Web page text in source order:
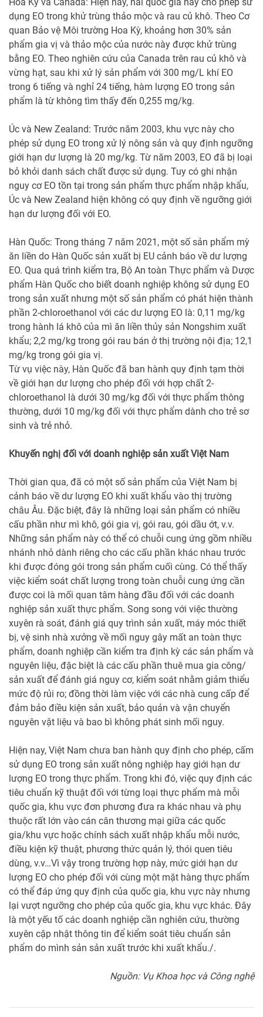
dụng EO trong khử trùng thảo mộc và rau củ khô. Theo Cơ
quan Bảo vệ Môi trường Hoa Kỳ, khoảng hơn 30% sản
phẩm gia vị và thảo mộc của nước này được khử trùng
bằng EO. Theo nghiên cứu của Canada trên rau củ khô và
vừng hạt, sau khi xử lý sản phẩm với 300 mg/L khí EO
trong 6 tiếng và nghỉ 24 tiếng, hàm lượng EO trong sản
phẩm là từ không tìm thấy đến 0,255 mg/kg.
Úc và New Zealand: Trước năm 2003, khu vực này cho
phép sử dụng EO trong xử lý nông sản và quy định ngưỡng
giới hạn dư lượng là 20 mg/kg. Từ năm 2003, EO đã bị loại
bỏ khỏi danh sách chất được sử dụng. Tuy có ghi nhận
nguy cơ EO tồn tại trong sản phẩm thực phẩm nhập khẩu,
Úc và New Zealand hiện không có quy định về ngưỡng giới
hạn dư lượng đối với EO.
Hàn Quốc: Trong tháng 7 năm 2021, một số sản phẩm mỳ
ăn liền do Hàn Quốc sản xuất bị EU cảnh báo về dư lượng
EO. Qua quá trình kiểm tra, Bộ An toàn Thực phẩm và Dược
phẩm Hàn Quốc cho biết doanh nghiệp không sử dụng EO
trong sản xuất nhưng một số sản phẩm có phát hiện thành
phần 2-chloroethanol với các dư lượng EO là: 0,11 mg/kg
trong hành lá khô của mì ăn liền thủy sản Nongshim xuất
khẩu; 2,2 mg/kg trong gói rau bán ở thị trường nội địa; 12,1
mg/kg trong gói gia vị.
Từ vụ việc này, Hàn Quốc đã ban hành quy định tạm thời
về giới hạn dư lượng cho phép đối với hợp chất 2-
chloroethanol là dưới 30 mg/kg đối với thực phẩm thông
thường, dưới 10 mg/kg đối với thực phẩm dành cho trẻ sơ
sinh và trẻ nhỏ.
Khuyến nghị đối với doanh nghiệp sản xuất Việt Nam
Thời gian qua, đã có một số sản phẩm của Việt Nam bị
cảnh báo về dư lượng EO khi xuất khẩu vào thị trường
châu Âu. Đặc biệt, đây là những loại sản phẩm có nhiều
cấu phần như mì khô, gói gia vị, gói rau, gói dầu ớt, v.v.
Những sản phẩm này có thể có chuỗi cung ứng gồm nhiều
nhánh nhỏ dành riêng cho các cấu phần khác nhau trước
khi được đóng gói trong sản phẩm cuối cùng. Có thể thấy
việc kiểm soát chất lượng trong toàn chuỗi cung ứng cần
được coi là mối quan tâm hàng đầu đối với các doanh
nghiệp sản xuất thực phẩm. Song song với việc thường
xuyên rà soát, đánh giá quy trình sản xuất, máy móc thiết
bị, vệ sinh nhà xưởng về mối nguy gây mất an toàn thực
phẩm, doanh nghiệp cần kiểm tra định kỳ các sản phẩm và
nguyên liệu, đặc biệt là các cấu phần thuê mua gia công/
sản xuất để đánh giá nguy cơ, kiểm soát nhằm giảm thiểu
mức độ rủi ro; đồng thời làm việc với các nhà cung cấp để
đảm bảo điều kiện sản xuất, bảo quản và vận chuyển
nguyên vật liệu và bao bì không phát sinh mối nguy.
Hiện nay, Việt Nam chưa ban hành quy định cho phép, cấm
sử dụng EO trong sản xuất nông nghiệp hay giới hạn dư
lượng EO trong thực phẩm. Trong khi đó, việc quy định các
tiêu chuẩn kỹ thuật đối với từng loại thực phẩm mà mỗi
quốc gia, khu vực đơn phương đưa ra khác nhau và phụ
thuộc rất lớn vào cán cân thương mại giữa các quốc
gia/khu vực hoặc chính sách xuất nhập khẩu mỗi nước,
điều kiện kỹ thuật, phương thức quản lý, thói quen tiêu
dùng, v.v…Vì vậy trong trường hợp này, mức giới hạn dư
lượng EO cho phép đối với cùng một mặt hàng thực phẩm
có thể đáp ứng quy định của quốc gia, khu vực này nhưng
lại vượt ngưỡng cho phép của quốc gia, khu vực khác. Đây
là một yếu tố các doanh nghiệp cần nghiên cứu, thường
xuyên cập nhật thông tin để kiểm soát tiêu chuẩn sản
phẩm do mình sản sản xuất trước khi xuất khẩu./.
Nguồn: Vụ Khoa học và Công nghệ